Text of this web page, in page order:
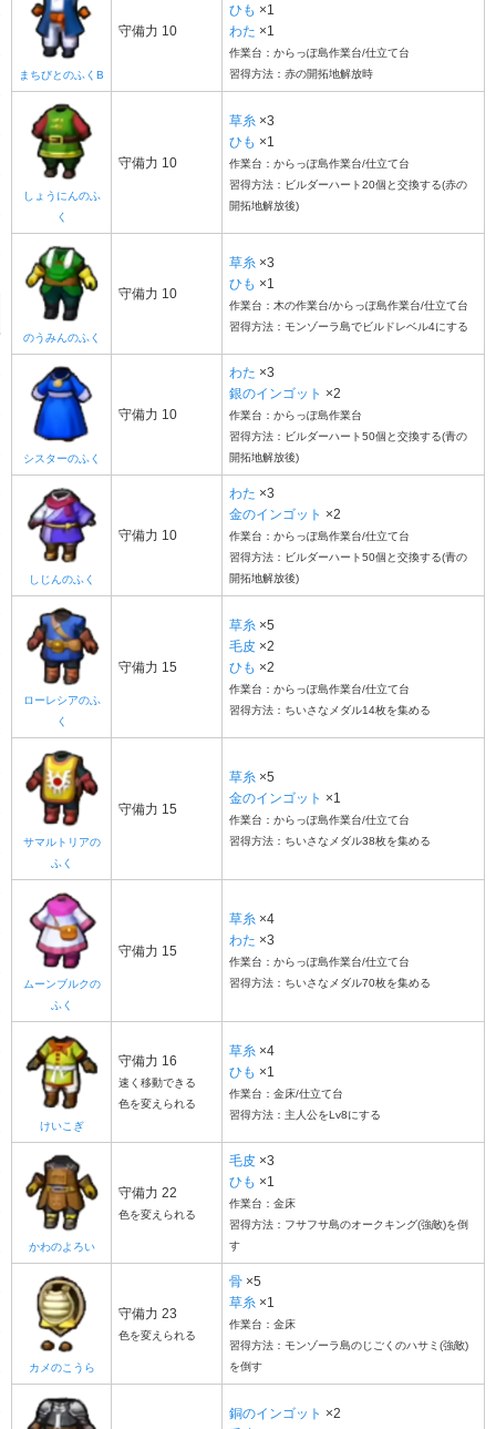
まちびとのふくB
守備力 10
ひも ×1
わた ×1
作業台：からっぽ島作業台/仕立て台
習得方法：赤の開拓地解放時
しょうにんのふ
く
守備力 10
草糸 ×3
ひも ×1
作業台：からっぽ島作業台/仕立て台
習得方法：ビルダーハート20個と交換する(赤の
開拓地解放後)
のうみんのふく
守備力 10
草糸 ×3
ひも ×1
作業台：木の作業台/からっぽ島作業台/仕立て台
習得方法：モンゾーラ島でビルドレベル4にする
シスターのふく
守備力 10
わた ×3
銀のインゴット ×2
作業台：からっぽ島作業台
習得方法：ビルダーハート50個と交換する(青の
開拓地解放後)
しじんのふく
守備力 10
わた ×3
金のインゴット ×2
作業台：からっぽ島作業台/仕立て台
習得方法：ビルダーハート50個と交換する(青の
開拓地解放後)
ローレシアのふ
く
守備力 15
草糸 ×5
毛皮 ×2
ひも ×2
作業台：からっぽ島作業台/仕立て台
習得方法：ちいさなメダル14枚を集める
サマルトリアの
ふく
守備力 15
草糸 ×5
金のインゴット ×1
作業台：からっぽ島作業台/仕立て台
習得方法：ちいさなメダル38枚を集める
ムーンブルクの
ふく
守備力 15
草糸 ×4
わた ×3
作業台：からっぽ島作業台/仕立て台
習得方法：ちいさなメダル70枚を集める
けいこぎ
守備力 16
速く移動できる
色を変えられる
草糸 ×4
ひも ×1
作業台：金床/仕立て台
習得方法：主人公をLv8にする
かわのよろい
守備力 22
色を変えられる
毛皮 ×3
ひも ×1
作業台：金床
習得方法：フサフサ島のオークキング(強敵)を倒
す
カメのこうら
守備力 23
色を変えられる
骨 ×5
草糸 ×1
作業台：金床
習得方法：モンゾーラ島のじごくのハサミ(強敵)
を倒す
銅のインゴット ×2